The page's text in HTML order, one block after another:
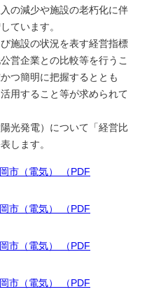
の減少や施設の老朽化に伴
ています。
施設の状況を表す経営指標
営企業との比較等を行うこ
つ簡明に把握するととも
用すること等が求められて
光発電）について「経営比
します。
市（電気） （PDF
市（電気） （PDF
市（電気） （PDF
市（電気） （PDF